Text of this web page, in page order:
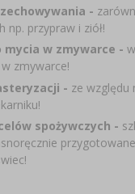
-
np. przypraw i ziół!
mycia w zmywarce -
zmywarce!
- ze względu
spożywczych -